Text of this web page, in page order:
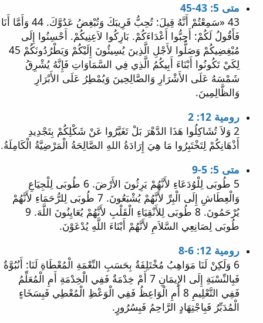
متى 5: 43-45
43 «سَمِعْتُمْ أَنَّهُ قِيلَ: تُحِبُّ قَرِيبَكَ وَتُبْغِضُ عَدُوَّكَ. 44 وَأَمَّا أَنَا
فَأَقُولُ لَكُمْ: أَحِبُّوا أَعْدَاءَكُمْ. بَارِكُوا لاَعِنِيكُمْ. أَحْسِنُوا إِلَى
مُبْغِضِيكُمْ وَصَلُّوا لأَجْلِ الَّذِينَ يُسِيئُونَ إِلَيْكُمْ وَيَطْرُدُونَكُمْ 45
لِكَيْ تَكُونُوا أَبْنَاءَ أَبِيكُمُ الَّذِي فِي السَّمَاوَاتِ فَإِنَّهُ يُشْرِقُ
شَمْسَهُ عَلَى الأَشْرَارِ وَالصَّالِحِينَ وَيُمْطِرُ عَلَى الأَبْرَارِ
وَالظَّالِمِينَ.
رومية 12: 2
2 وَلاَ تُشَاكِلُوا هَذَا الدَّهْرَ بَلْ تَغَيَّرُوا عَنْ شَكْلِكُمْ بِتَجْدِيدِ
أَذْهَانِكُمْ لِتَخْتَبِرُوا مَا هِيَ إِرَادَةُ اللهِ الصَّالِحَةُ الْمَرْضِيَّةُ الْكَامِلَةُ.
متى 5: 5-9
5 طُوبَى لِلْوُدَعَاءِ لأَنَّهُمْ يَرِثُونَ الأَرْضَ. 6 طُوبَى لِلْجِيَاعِ
وَالْعِطَاشِ إِلَى الْبِرِّ لأَنَّهُمْ يُشْبَعُونَ. 7 طُوبَى لِلرُّحَمَاءِ لأَنَّهُمْ
يُرْحَمُونَ. 8 طُوبَى لِلأَنْقِيَاءِ الْقَلْبِ لأَنَّهُمْ يُعَايِنُونَ اللَّهَ. 9
طُوبَى لِصَانِعِي السَّلاَمِ لأَنَّهُمْ أَبْنَاءَ اللَّهِ يُدْعَوْنَ.
رومية 12: 6-8
6 وَلَكِنْ لَنَا مَوَاهِبُ مُخْتَلِفَةٌ بِحَسَبِ النِّعْمَةِ الْمُعْطَاةِ لَنَا: أَنُبُوَّةٌ
فَبِالنِّسْبَةِ إِلَى الإِيمَانِ 7 أَمْ خِدْمَةٌ فَفِي الْخِدْمَةِ أَمِ الْمُعَلِّمُ
فَفِي التَّعْلِيمِ 8 أَمِ الْوَاعِظُ فَفِي الْوَعْظِ الْمُعْطِي فَبِسَخَاءٍ
الْمُدَبِّرُ فَبِاجْتِهَادٍ الرَّاحِمُ فَبِسُرُورٍ.